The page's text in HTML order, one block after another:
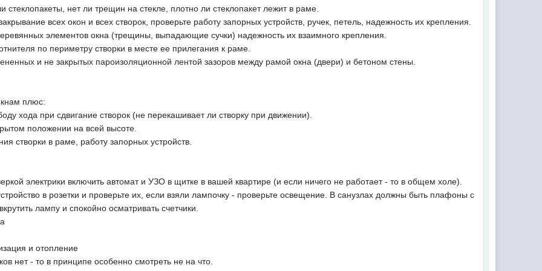
стеклопакеты, нет ли трещин на стекле, плотно ли стеклопакет лежит в раме.
всех окон и всех створок, проверьте работу запорных устройств, ручек, петель, надежность их крепления.
элементов окна (трещины, выпадающие сучки) надежность их взаимного крепления.
по периметру створки в месте ее прилегания к раме.
и не закрытых пароизоляционной лентой зазоров между рамой окна (двери) и бетоном стены.
плюс:
хода при сдвигание створок (не перекашивает ли створку при движении).
положении на всей высоте.
створки в раме, работу запорных устройств.
электрики включить автомат и УЗО в щитке в вашей квартире (и если ничего не работает - то в общем холе).
в розетки и проверьте их, если взяли лампочку - проверьте освещение. В санузлах должны быть плафоны с
лампу и спокойно осматривать счетчики.
и отопление
нет - то в принципе особенно смотреть не на что.